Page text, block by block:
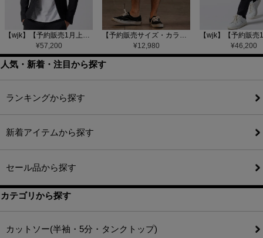
【wjk】【予約販売1月上旬～中旬入荷】function knit jacket(jacquard check) ニットジャケット(207 mw08j)
¥57,200
【予約販売サイズ・カラーにより納期異なる】【CAMBIO(カンビオ)】Gobelin Short Pants ショートパンツ(CAM25SS-002)
¥12,980 ¥46,200
人気・新着・注目から探す
ランキングから探す
新着アイテムから探す
セール品から探す
カテゴリから探す
カットソー(半袖・5分・タンクトップ)